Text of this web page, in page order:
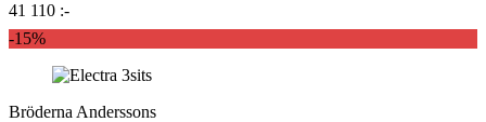
41 110 :-
-15%
Bröderna Anderssons